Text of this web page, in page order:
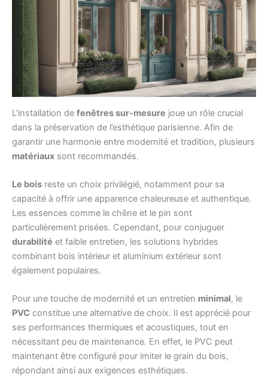
L’installation de fenêtres sur-mesure joue un rôle crucial
dans la préservation de l’esthétique parisienne. Afin de
garantir une harmonie entre modernité et tradition, plusieurs
matériaux sont recommandés.
Le bois reste un choix privilégié, notamment pour sa
capacité à offrir une apparence chaleureuse et authentique.
Les essences comme le chêne et le pin sont
particulièrement prisées. Cependant, pour conjuguer
durabilité et faible entretien, les solutions hybrides
combinant bois intérieur et aluminium extérieur sont
également populaires.
Pour une touche de modernité et un entretien minimal, le
PVC constitue une alternative de choix. Il est apprécié pour
ses performances thermiques et acoustiques, tout en
nécessitant peu de maintenance. En effet, le PVC peut
maintenant être configuré pour imiter le grain du bois,
répondant ainsi aux exigences esthétiques.